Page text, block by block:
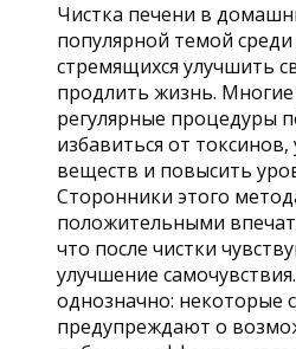
Чистка печени в
популярной темой
стремящихся улучшить
продлить жизнь.
регулярные процедуры
избавиться от
веществ и повысить
Сторонники этого
положительными
что после чистки
улучшение
однозначно: некоторые
предупреждают о